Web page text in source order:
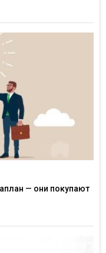
— они покупают